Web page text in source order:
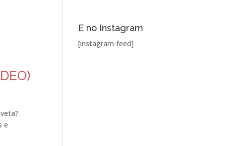
e
E no Instagram
[instagram-feed]